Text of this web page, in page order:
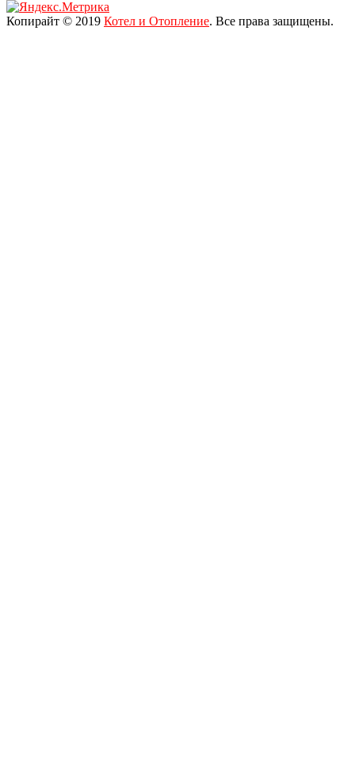
Копирайт © 2019 Котел и Отопление. Все права защищены.